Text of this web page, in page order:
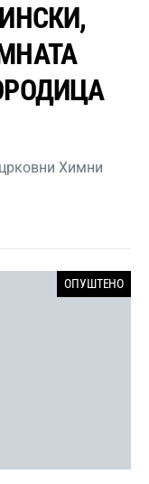
Химни
ОПУШТЕНО